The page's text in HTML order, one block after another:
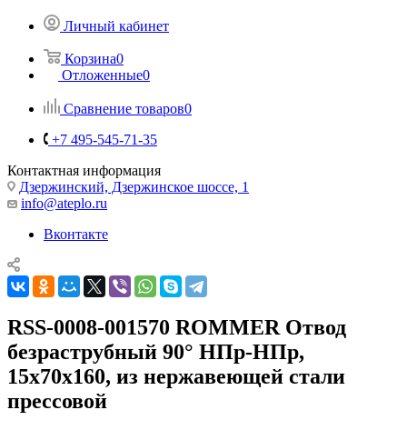
Личный кабинет
Корзина0
Отложенные0
Сравнение товаров0
+7 495-545-71-35
Контактная информация
Дзержинский, Дзержинское шоссе, 1
info@ateplo.ru
Вконтакте
RSS-0008-001570 ROMMER Отвод
безраструбный 90° НПр-НПр,
15х70х160, из нержавеющей стали
прессовой